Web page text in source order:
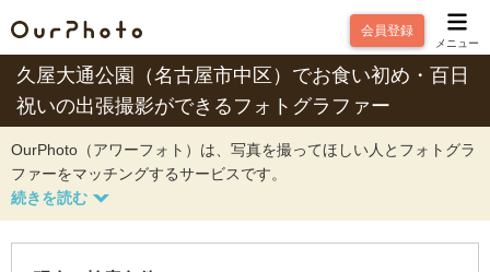
会員登録
メニュー
久屋大通公園（名古屋市中区）でお食い初め・百日
祝いの出張撮影ができるフォトグラファー
OurPhoto（アワーフォト）は、写真を撮ってほしい人とフォトグラ
ファーをマッチングするサービスです。